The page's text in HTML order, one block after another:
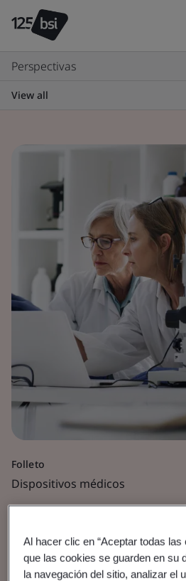
Perspectivas
View all
Folleto
Dispositivos médicos
dispositivo
Al hacer clic en “Aceptar todas las
que las cookies se guarden en su
la navegación del sitio, analizar el